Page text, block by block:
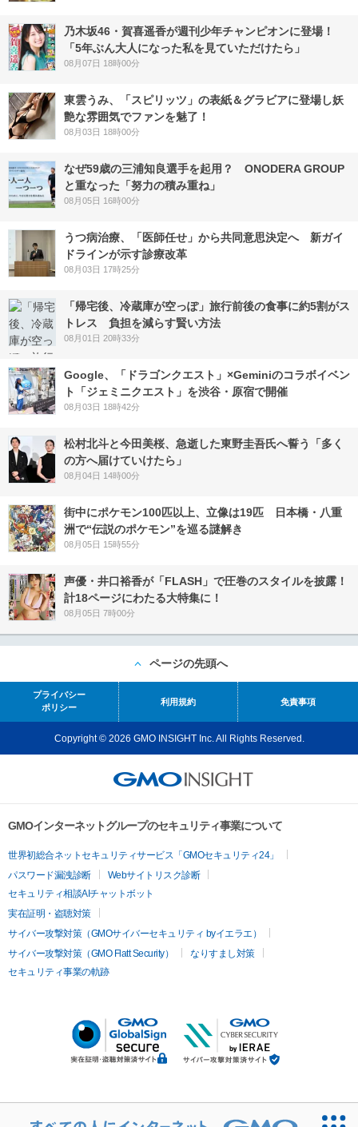
乃木坂46・賀喜遥香が週刊少年チャンピオンに登場！
「5年ぶん大人になった私を見ていただけたら」
08月07日 18時00分
東雲うみ、「スピリッツ」の表紙＆グラビアに登場し妖
艶な雰囲気でファンを魅了！
08月03日 18時00分
なぜ59歳の三浦知良選手を起用？ ONODERA GROUP
と重なった「努力の積み重ね」
08月05日 16時00分
うつ病治療、「医師任せ」から共同意思決定へ 新ガイ
ドラインが示す診療改革
08月03日 17時25分
「帰宅後、冷蔵庫が空っぽ」旅行前後の食事に約5割がス
トレス 負担を減らす賢い方法
08月01日 20時33分
Google、「ドラゴンクエスト」×Geminiのコラボイベン
ト「ジェミニクエスト」を渋谷・原宿で開催
08月03日 18時42分
松村北斗と今田美桜、急逝した東野圭吾氏へ誓う「多く
の方へ届けていけたら」
08月04日 14時00分
街中にポケモン100匹以上、立像は19匹 日本橋・八重
洲で“伝説のポケモン”を巡る謎解き
08月05日 15時55分
声優・井口裕香が「FLASH」で圧巻のスタイルを披露！
計18ページにわたる大特集に！
08月05日 7時00分
ページの先頭へ
プライバシー
ポリシー
利用規約 免責事項
Copyright © 2026 GMO INSIGHT Inc. All Rights Reserved.
GMOインターネットグループのセキュリティ事業について
世界初総合ネットセキュリティサービス「GMOセキュリティ24」
パスワード漏洩診断
Webサイトリスク診断
セキュリティ相談AIチャットボット
実在証明・盗聴対策
サイバー攻撃対策（GMOサイバーセキュリティ byイエラエ）
サイバー攻撃対策（GMO Flatt Security）
なりすまし対策
セキュリティ事業の軌跡